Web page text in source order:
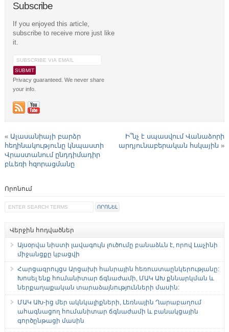
Subscribe
If you enjoyed this article,
subscribe to receive more just like
it.
Privacy guaranteed. We never share
your info.
« Ալասանիայի բարձր
հեղինակությունը կնպաստի
Վրաստանում ընդդիմադիր
բևեռի հզորացմանը
Ի՞նչ է սպասվում Վանաձորի
արդյունաբերական հսկային »
Որոնում
Վերջին հոդվածներ
Այսօրվա նիստի լավագույն լուծումը բանաձևն է, որով Լաչինի
միջանցքը կբացվի
Հարցազրույցս Արցախի հանրային հեռուստաընկերությանը:
Խոսել ենք հումանիտար ճգնաժամի, ՄԱԿ ԱԽ քննարկման և
ներքաղաքական տարաձայնությունների մասին:
ՄԱԿ ԱԽ-ից մեր ակնկալիքների, Լեռնային Ղարաբաղում
ահագնացող հումանիտար ճգնաժամի և բանակցային
գործընթացի մասին